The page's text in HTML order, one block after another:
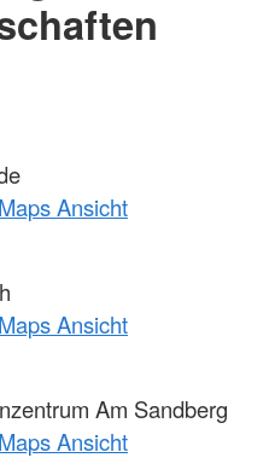
Ansicht
Ansicht
Am Sandberg
Ansicht